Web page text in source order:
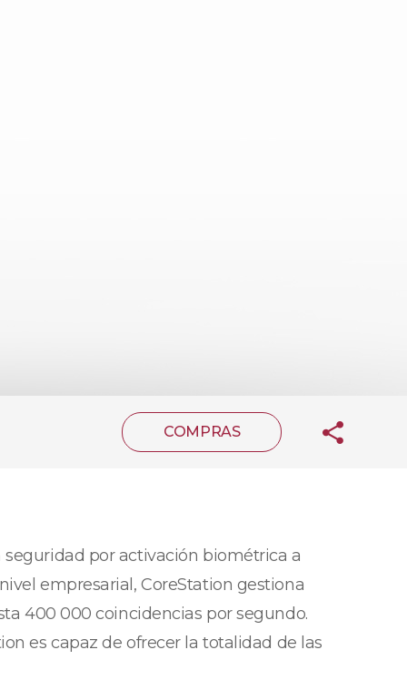
COMPRAS
por activación biométrica a
empresarial, CoreStation gestiona
400 000 coincidencias por segundo.
es capaz de ofrecer la totalidad de las